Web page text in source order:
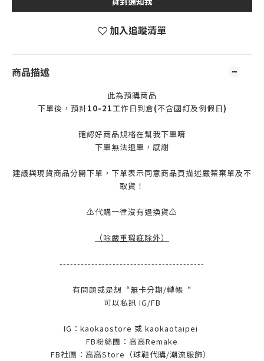
加入追蹤清單
商品描述
此為預購商品
下單後，預計10-21工作日到倉(不含國訂及例假日)
確認好商品規格在幫我下單唷
下單無法退單，感謝
建議與現貨商品分開下單，下單表示同意商品頁描述嚴禁棄單及不
取貨！
⚠️代購一律沒有退換貨⚠️
（除嚴重瑕疵除外）
-----------------------------------------
有問題或是想“無卡分期/轉帳“
可以私訊 IG/FB
IG：kaokaostore 或 kaokaotaipei
FB粉絲團：高高Remake
FB社團：高高Store（球鞋代購/潮流服飾）